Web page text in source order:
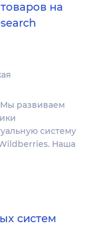
на
развиваем
систему
Наша
систем